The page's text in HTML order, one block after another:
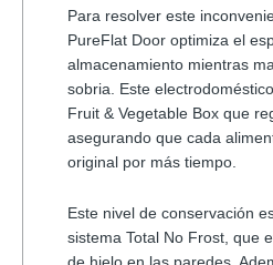
Para resolver este
PureFlat Door optimiza el
almacenamiento mientras
sobria. Este
Fruit & Vegetable Box que
asegurando que cada
original por más tiempo.
Este nivel de conservación
sistema Total No Frost , que